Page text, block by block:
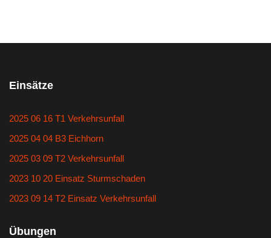
Einsätze
2025 06 16 T1 Verkehrsunfall
2025 04 04 B3 Eichhorn
2025 03 09 T2 Verkehrsunfall
2023 10 20 Einsatz Sturmschaden
2023 09 14 T2 Einsatz Verkehrsunfall
Übungen